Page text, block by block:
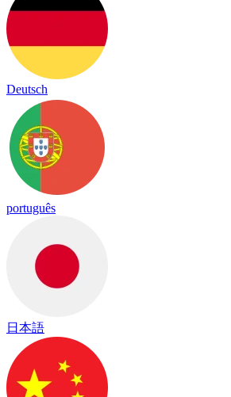
Deutsch
português
日本語